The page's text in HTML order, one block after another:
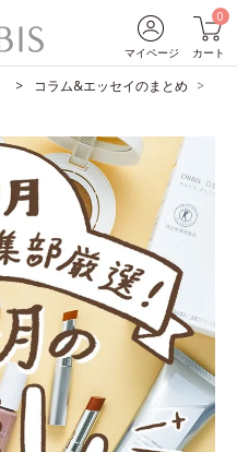
マイページ
0
カート
コラム&エッセイのまとめ